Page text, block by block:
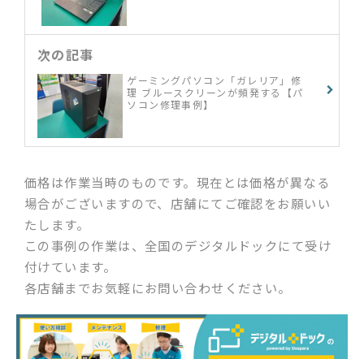
次の記事
ゲーミングパソコン「ガレリア」修
理 ブルースクリーンが頻発する【パ
ソコン修理事例】
価格は作業当時のものです。現在とは価格が異なる
場合がございますので、店舗にてご確認をお願いい
たします。
この事例の作業は、全国のデジタルドックにて受け
付けています。
各店舗までお気軽にお問い合わせください。